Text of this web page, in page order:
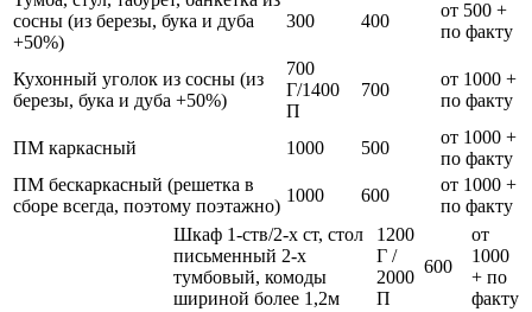
сосны (из березы, бука и дуба
+50%)
300 400
от 500 +
по факту
Кухонный уголок из сосны (из
березы, бука и дуба +50%)
700
Г/1400
П
700
от 1000 +
по факту
ПМ каркасный 1000 500
от 1000 +
по факту
ПМ бескаркасный (решетка в
сборе всегда, поэтому поэтажно)
1000 600
от 1000 +
по факту
Шкаф 1-ств/2-х ст, стол
письменный 2-х
тумбовый, комоды
шириной более 1,2м
1200
Г /
2000
П
600
от
1000
+ по
факту